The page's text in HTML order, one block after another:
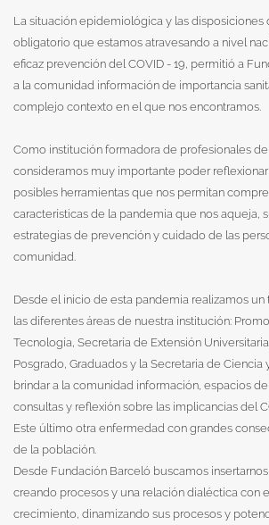
La situación epidemiológica y las disposiciones
obligatorio que estamos atravesando a nivel
eficaz prevención del COVID - 19, permitió a
a la comunidad información de importancia
complejo contexto en el que nos encontramos.
Como institución formadora de profesionales de
consideramos muy importante poder
posibles herramientas que nos permitan
características de la pandemia que nos aqueja,
estrategias de prevención y cuidado de las
comunidad.
Desde el inicio de esta pandemia realizamos
las diferentes áreas de nuestra institución:
Tecnología, Secretaría de Extensión
Posgrado, Graduados y la Secretaria de Ciencia
brindar a la comunidad información, espacios
consultas y reflexión sobre las implicancias del
Este último otra enfermedad con grandes
de la población.
Desde Fundación Barceló buscamos
creando procesos y una relación dialéctica con
crecimiento, dinamizando sus procesos y